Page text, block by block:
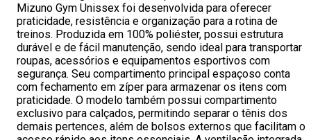
Mizuno Gym Unissex foi desenvolvida para oferecer
praticidade, resistência e organização para a rotina de
treinos. Produzida em 100% poliéster, possui estrutura
durável e de fácil manutenção, sendo ideal para transportar
roupas, acessórios e equipamentos esportivos com
segurança. Seu compartimento principal espaçoso conta
com fechamento em zíper para armazenar os itens com
praticidade. O modelo também possui compartimento
exclusivo para calçados, permitindo separar o tênis dos
demais pertences, além de bolsos externos que facilitam o